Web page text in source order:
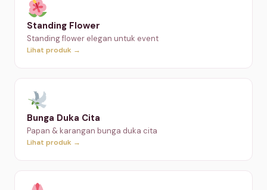
Standing Flower
Standing flower elegan untuk event
Lihat produk →
Bunga Duka Cita
Papan & karangan bunga duka cita
Lihat produk →